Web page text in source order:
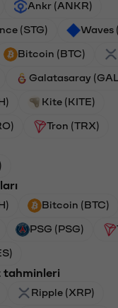
Ankr (ANKR)
(STG) Waves
Bitcoin (BTC)
Galatasaray
Kite (KITE)
Tron (TRX)
Bitcoin (BTC)
PSG (PSG)
tahminleri
Ripple (XRP)